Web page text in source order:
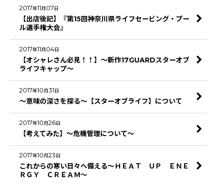
2017年11月 07日
【出店後記】『第15回神奈川県ライフセービング・プー
ル選手権大会』
2017年11月 04日
【オシャレさん必見！！】～新作17GUARDスターオブ
ライフキャップ～
2017年10月31 日
～意味の深さを探る～【スターオブライフ】について
2017年10月26日
【考えてみた】～危機管理について～
2017年10月23 日
これからの寒い日々へ備える～ＨＥＡＴ ＵＰ ＥＮＥ
ＲＧＹ ＣＲＥＡＭ～